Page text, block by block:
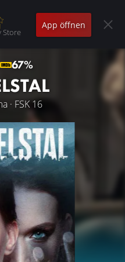
Store
App öffnen
67%
· FSK 16